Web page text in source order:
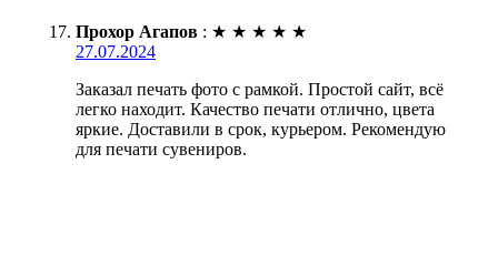
Прохор Агапов : ★ ★ ★ ★ ★
27.07.2024
Заказал печать фото с рамкой. Простой сайт, всё
легко находит. Качество печати отлично, цвета
яркие. Доставили в срок, курьером. Рекомендую
для печати сувениров.